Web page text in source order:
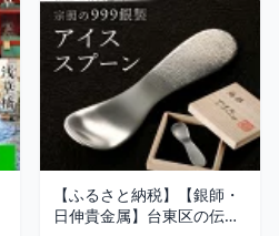
【ふるさと納税】【銀師・
日伸貴金属】台東区の伝統